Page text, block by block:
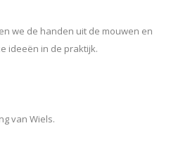
we de handen uit de mouwen en
ideeën in de praktijk.
van Wiels.